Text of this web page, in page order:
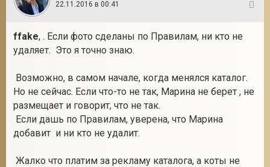
22.11.2016 в 00:41
ffake, . Если фото сделаны по Правилам, ни кто не
удаляет. Это я точно знаю.
Возможно, в самом начале, когда менялся каталог.
Но не сейчас. Если что-то не так, Марина не берет , не
размещает и говорит, что не так.
Если дашь по Правилам, уверена, что Марина
добавит и ни кто не удалит.
Жалко что платим за рекламу каталога, а коты не